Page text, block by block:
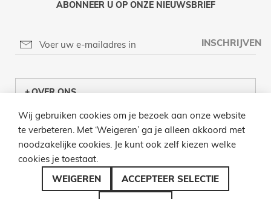
ABONNEER U OP ONZE NIEUWSBRIEF
INSCHRIJVEN
OVER ONS
KLANTENCENTRUM
INFO
BEL ONS
Wij gebruiken cookies om je bezoek aan onze website
te verbeteren. Met ‘Weigeren’ ga je alleen akkoord met
noodzakelijke cookies. Je kunt ook zelf kiezen welke
cookies je toestaat.
WEIGEREN
ACCEPTEER SELECTIE